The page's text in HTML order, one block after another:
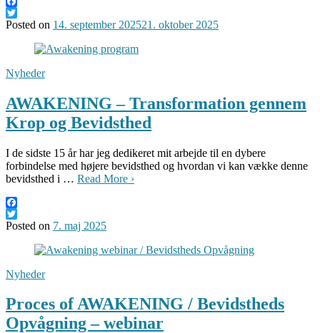
Facebook
Twitter
Posted on 14. september 202521. oktober 2025
Nyheder
AWAKENING – Transformation gennem
Krop og Bevidsthed
I de sidste 15 år har jeg dedikeret mit arbejde til en dybere
forbindelse med højere bevidsthed og hvordan vi kan vække denne
bevidsthed i … Read More ›
Facebook
Twitter
Posted on 7. maj 2025
Nyheder
Proces of AWAKENING / Bevidstheds
Opvågning – webinar